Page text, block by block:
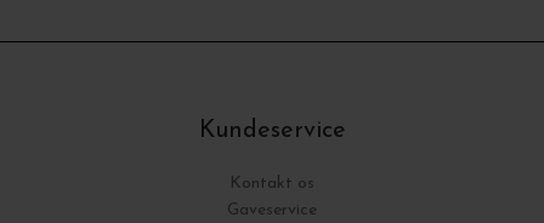
Kundeservice
Kontakt os
Gaveservice